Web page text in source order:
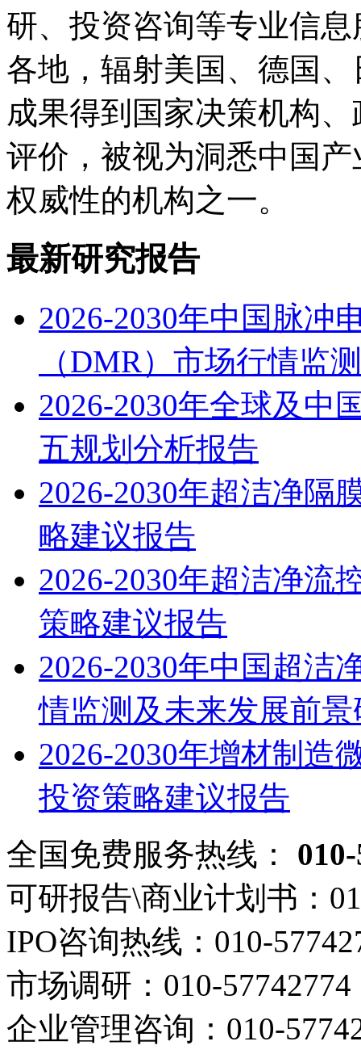
研、投资咨询等专业信
各地，辐射美国、德国
成果得到国家决策机构
评价，被视为洞悉中国
权威性的机构之一。
最新研究报告
2026-2030年中国脉冲
（DMR）市场行情监
2026-2030年全球及中
五规划分析报告
2026-2030年超洁净隔
略建议报告
2026-2030年超洁净流
策略建议报告
2026-2030年中国超洁
情监测及未来发展前
2026-2030年增材制造
投资策略建议报告
全国免费服务热线：
可研报告\商业计划书：
IPO咨询热线： 010-
市场调研： 010-57742774
企业管理咨询： 010-